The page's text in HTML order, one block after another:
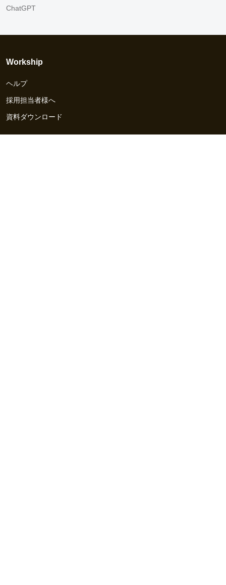
ChatGPT
Workship
ヘルプ
採用担当者様へ
資料ダウンロード